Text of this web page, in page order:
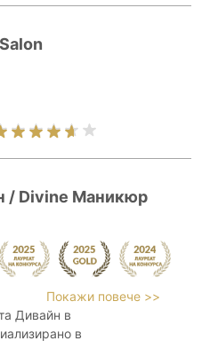
/ Divine Маникюр
Покажи повече >>
Дивайн в
в